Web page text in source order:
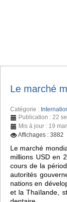
Le marché
Catégorie :
Publication : 22
Mis à jour : 19
Affichages : 3882
Le marché
millions USD en
cours de la
autorités
nations en
et la Thaïlande,